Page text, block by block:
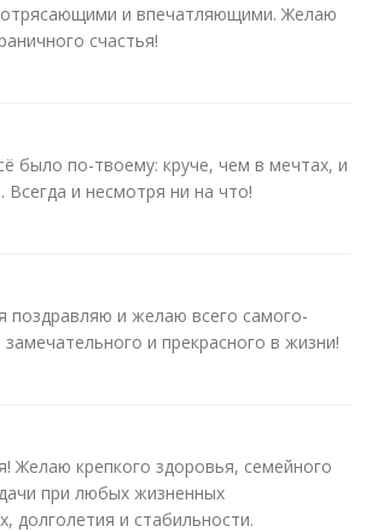
и впечатляющими. Желаю
счастья!
было по-твоему: круче, чем в мечтах, и
Всегда и несмотря ни на что!
поздравляю и желаю всего самого-
и прекрасного в жизни!
Желаю крепкого здоровья, семейного
при любых жизненных
долголетия и стабильности.